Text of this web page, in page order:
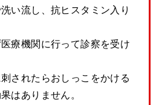
い流し、抗ヒスタミン入り
療機関に行って診察を受け
されたらおしっこをかける
はありません。